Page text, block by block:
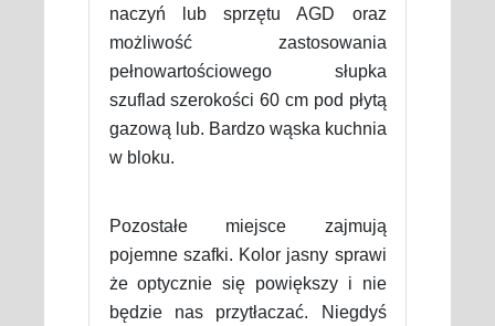
naczyń lub sprzętu AGD oraz
możliwość zastosowania
pełnowartościowego słupka
szuflad szerokości 60 cm pod płytą
gazową lub. Bardzo wąska kuchnia
w bloku.
Pozostałe miejsce zajmują
pojemne szafki. Kolor jasny sprawi
że optycznie się powiększy i nie
będzie nas przytłaczać. Niegdyś